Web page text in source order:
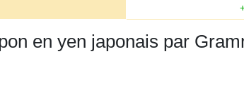
en yen japonais par